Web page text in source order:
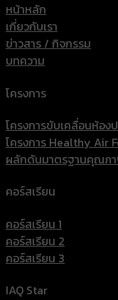
หน้าหลัก
เกี่ยวกับเรา
ข่าวสาร / กิจกรรม
บทความ
โครงการ
โครงการขับเคลื่อนห้อ
โครงการ Healthy Air
ผลักดันมาตรฐานคุณภา
คอร์สเรียน
คอร์สเรียน 1
คอร์สเรียน 2
คอร์สเรียน 3
IAQ Star